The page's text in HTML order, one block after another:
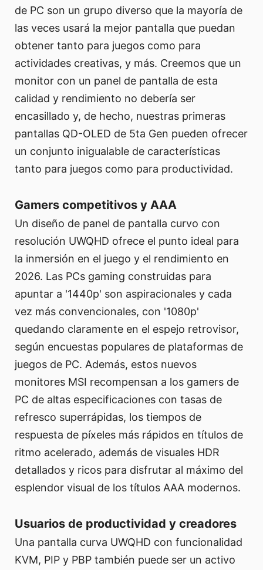
de PC son un grupo diverso que la mayoría de
las veces usará la mejor pantalla que puedan
obtener tanto para juegos como para
actividades creativas, y más. Creemos que un
monitor con un panel de pantalla de esta
calidad y rendimiento no debería ser
encasillado y, de hecho, nuestras primeras
pantallas QD-OLED de 5ta Gen pueden ofrecer
un conjunto inigualable de características
tanto para juegos como para productividad.
Gamers competitivos y AAA
Un diseño de panel de pantalla curvo con
resolución UWQHD ofrece el punto ideal para
la inmersión en el juego y el rendimiento en
2026. Las PCs gaming construidas para
apuntar a '1440p' son aspiracionales y cada
vez más convencionales, con '1080p'
quedando claramente en el espejo retrovisor,
según encuestas populares de plataformas de
juegos de PC. Además, estos nuevos
monitores MSI recompensan a los gamers de
PC de altas especificaciones con tasas de
refresco superrápidas, los tiempos de
respuesta de píxeles más rápidos en títulos de
ritmo acelerado, además de visuales HDR
detallados y ricos para disfrutar al máximo del
esplendor visual de los títulos AAA modernos.
Usuarios de productividad y creadores
Una pantalla curva UWQHD con funcionalidad
KVM, PIP y PBP también puede ser un activo